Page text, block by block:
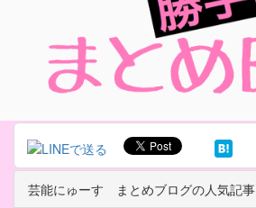
芸能にゅーす まとめブログの人気記事